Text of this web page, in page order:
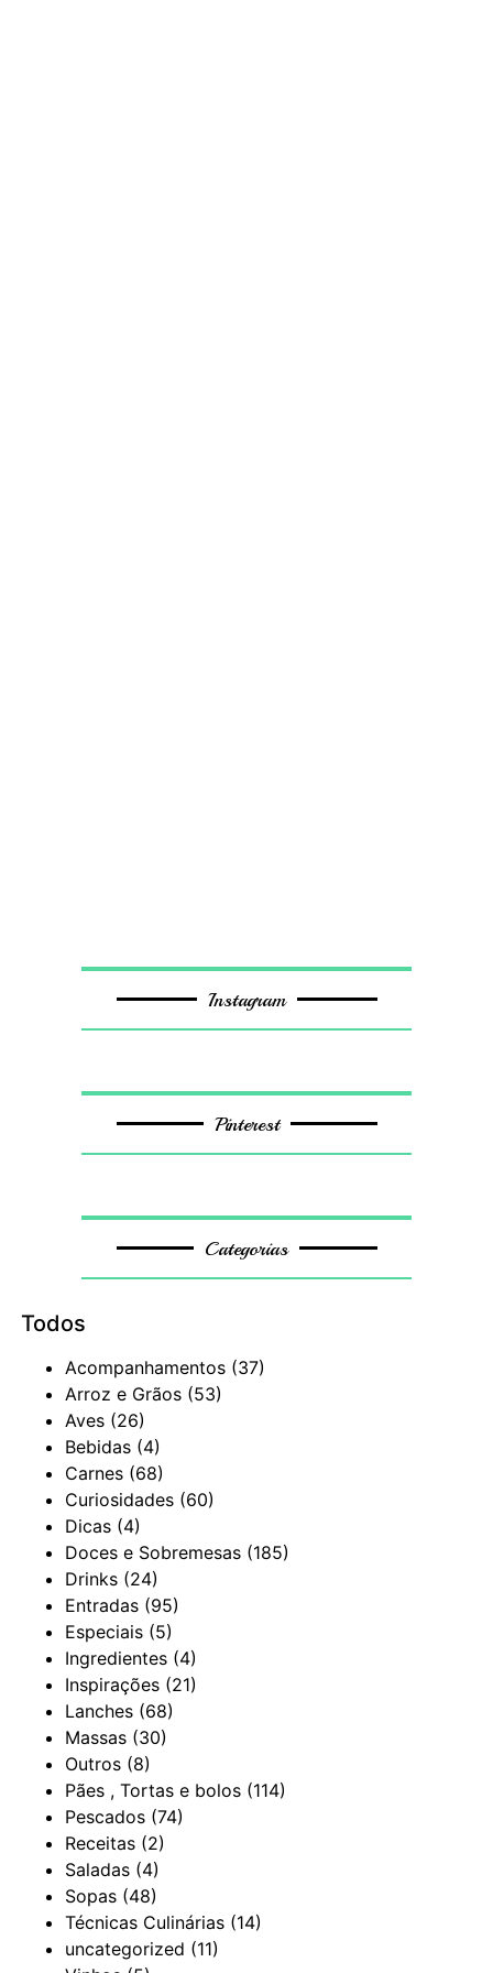
Instagram
Pinterest
Categorias
Todos
Acompanhamentos (37)
Arroz e Grãos (53)
Aves (26)
Bebidas (4)
Carnes (68)
Curiosidades (60)
Dicas (4)
Doces e Sobremesas (185)
Drinks (24)
Entradas (95)
Especiais (5)
Ingredientes (4)
Inspirações (21)
Lanches (68)
Massas (30)
Outros (8)
Pães , Tortas e bolos (114)
Pescados (74)
Receitas (2)
Saladas (4)
Sopas (48)
Técnicas Culinárias (14)
uncategorized (11)